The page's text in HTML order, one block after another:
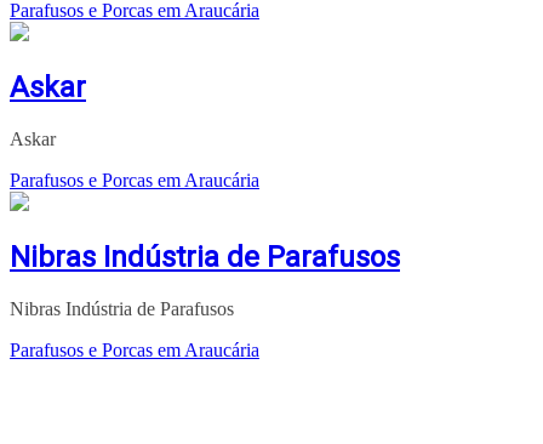
Parafusos e Porcas em Araucária
Askar
Askar
Parafusos e Porcas em Araucária
Nibras Indústria de Parafusos
Nibras Indústria de Parafusos
Parafusos e Porcas em Araucária